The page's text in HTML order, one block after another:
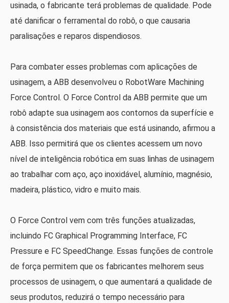
usinada, o fabricante terá problemas de qualidade. Pode
até danificar o ferramental do robô, o que causaria
paralisações e reparos dispendiosos.
Para combater esses problemas com aplicações de
usinagem, a ABB desenvolveu o RobotWare Machining
Force Control. O Force Control da ABB permite que um
robô adapte sua usinagem aos contornos da superfície e
à consistência dos materiais que está usinando, afirmou a
ABB. Isso permitirá que os clientes acessem um novo
nível de inteligência robótica em suas linhas de usinagem
ao trabalhar com aço, aço inoxidável, alumínio, magnésio,
madeira, plástico, vidro e muito mais.
O Force Control vem com três funções atualizadas,
incluindo FC Graphical Programming Interface, FC
Pressure e FC SpeedChange. Essas funções de controle
de força permitem que os fabricantes melhorem seus
processos de usinagem, o que aumentará a qualidade de
seus produtos, reduzirá o tempo necessário para